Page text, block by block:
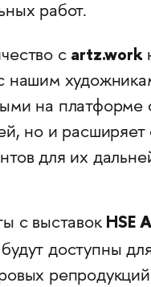
работ.
с artz.work
нашим
на платформе
но и расширяет
для их
с выставок HSE
будут доступны